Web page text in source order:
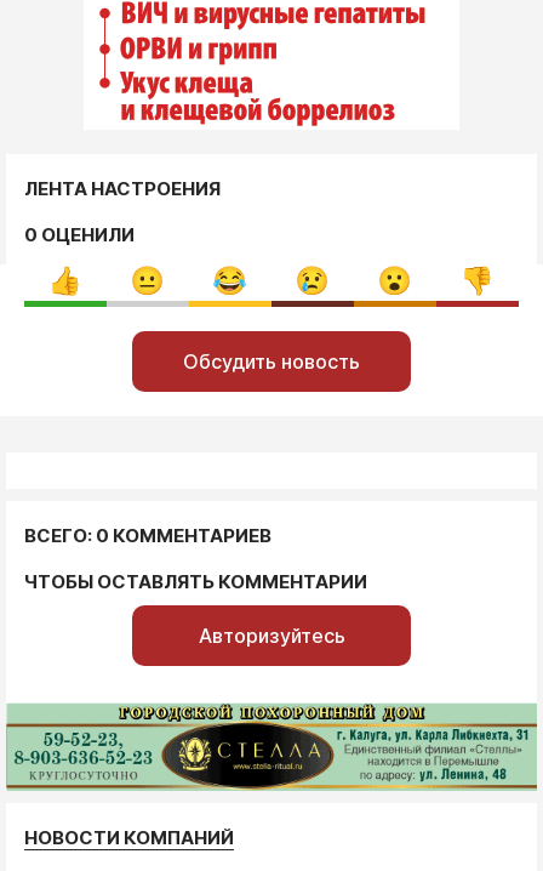
ЛЕНТА НАСТРОЕНИЯ
0 ОЦЕНИЛИ
Обсудить новость
ВСЕГО: 0 КОММЕНТАРИЕВ
ЧТОБЫ ОСТАВЛЯТЬ КОММЕНТАРИИ
Авторизуйтесь
НОВОСТИ КОМПАНИЙ